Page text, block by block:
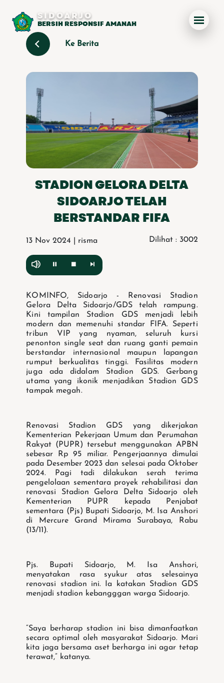
SIDOARJO
BERSIH RESPONSIF AMANAH
Ke Berita
STADION GELORA DELTA
SIDOARJO TELAH
BERSTANDAR FIFA
13 Nov 2024 | risma Dilihat : 3002
KOMINFO, Sidoarjo - Renovasi Stadion
Gelora Delta Sidoarjo/GDS telah rampung.
Kini tampilan Stadion GDS menjadi lebih
modern dan memenuhi standar FIFA. Seperti
tribun VIP yang nyaman, seluruh kursi
penonton single seat dan ruang ganti pemain
berstandar internasional maupun lapangan
rumput berkualitas tinggi. Fasilitas modern
juga ada didalam Stadion GDS. Gerbang
utama yang ikonik menjadikan Stadion GDS
tampak megah.
Renovasi Stadion GDS yang dikerjakan
Kementerian Pekerjaan Umum dan Perumahan
Rakyat (PUPR) tersebut menggunakan APBN
sebesar Rp 95 miliar. Pengerjaannya dimulai
pada Desember 2023 dan selesai pada Oktober
2024. Pagi tadi dilakukan serah terima
pengelolaan sementara proyek rehabilitasi dan
renovasi Stadion Gelora Delta Sidoarjo oleh
Kementerian PUPR kepada Penjabat
sementara (Pjs) Bupati Sidoarjo, M. Isa Anshori
di Mercure Grand Mirama Surabaya, Rabu
(13/11).
Pjs. Bupati Sidoarjo, M. Isa Anshori,
menyatakan rasa syukur atas selesainya
renovasi stadion ini. Ia katakan Stadion GDS
menjadi stadion kebangggan warga Sidoarjo.
“Saya berharap stadion ini bisa dimanfaatkan
secara optimal oleh masyarakat Sidoarjo. Mari
kita jaga bersama aset berharga ini agar tetap
terawat,” katanya.